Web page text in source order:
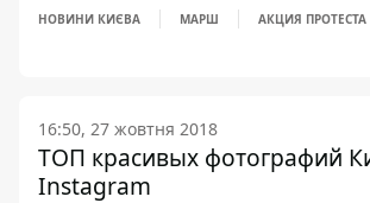
НОВИНИ КИЄВА МАРШ АКЦИЯ ПРОТЕСТА
16:50, 27 жовтня 2018
ТОП красивых фотографий
Instagram